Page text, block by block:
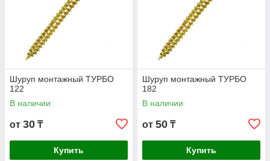
Шуруп монтажный ТУРБО
122
В наличии
от 30 ₸
Купить
Шуруп монтажный ТУРБО
182
В наличии
от 50 ₸
Купить